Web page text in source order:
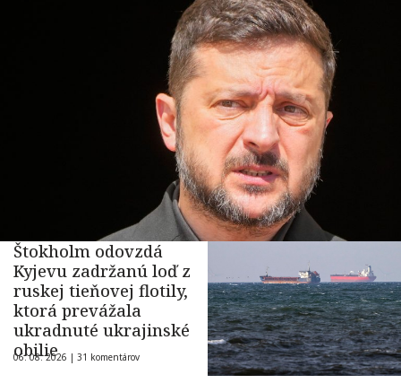
Štokholm odovzdá
Kyjevu zadržanú loď z
ruskej tieňovej flotily,
ktorá prevážala
ukradnuté ukrajinské
obilie
06. 08. 2026 | 31 komentárov